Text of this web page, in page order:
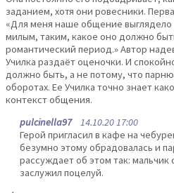
заданием, хотя они ровесники.
«Для меня наше общение
милым, таким, какое оно должно
романтический период.» Автор
Училка раздаёт оценочки. И
должно быть, а не потому, что
оборотах. Ее Училка точно знает
контекст общения.
pulcinella9714.10.20 17:00
Герой пригласил в кафе на
безумно этому обрадовалась и
рассуждает об этом так: мальчик
заслужил поцелуй.